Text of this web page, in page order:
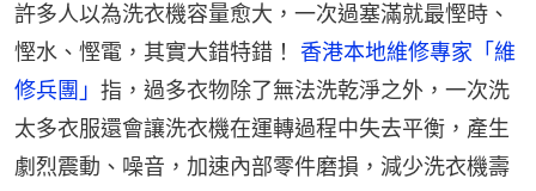
許多人以為洗衣機容量愈大，一次過塞滿就最慳時、
慳水、慳電，其實大錯特錯！ 香港本地維修專家「維
修兵團」 指，過多衣物除了無法洗乾淨之外，一次洗
太多衣服還會讓洗衣機在運轉過程中失去平衡，產生
劇烈震動、噪音，加速內部零件磨損，減少洗衣機壽